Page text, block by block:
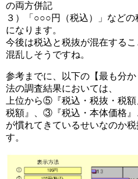
の両方併記
３）「○○○円（税込）」など
になります。
今後は税込と税抜が混在する
混乱しそうですね。
参考までに、以下の【最も分
法の調査結果においては、
上位から⑤『税込・税抜・税
税額』、③『税込・本体価格』
が慣れてきているせいなのか
す。